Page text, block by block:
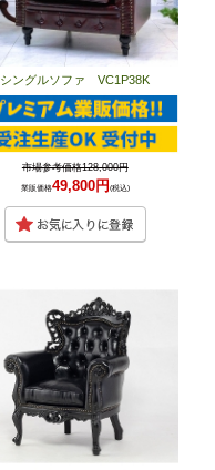
シングルソファ VC1P38K
市場参考価格128,000円
業販価格49,800円 (税込)